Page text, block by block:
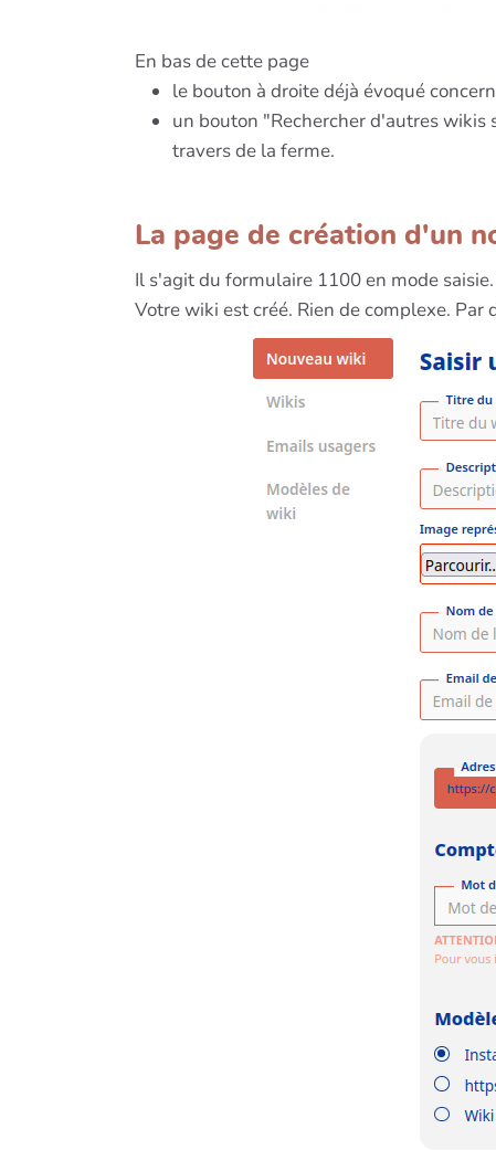
En bas de cette page
le bouton à droite déjà évoqué
un bouton "Rechercher d'autres
travers de la ferme.
La page de création d'un
Il s'agit du formulaire 1100 en mode
Votre wiki est créé. Rien de complexe.